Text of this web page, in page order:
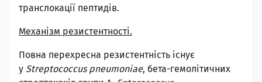
транслокації пептидів.
Механізм резистентності.
Повна перехресна резистентність існує
у Streptococcus pneumoniae, бета-гемолітичних